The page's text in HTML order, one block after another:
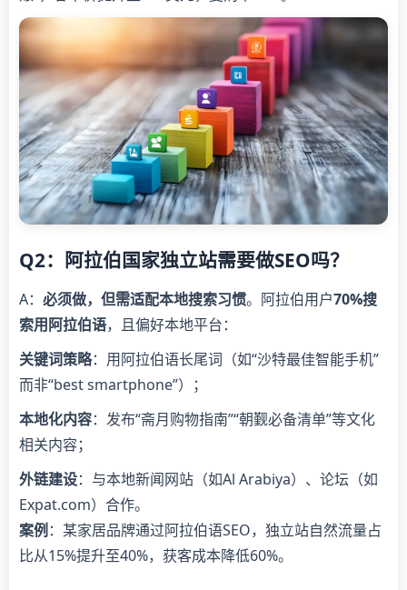
Q2：阿拉伯国家独立站需要做SEO吗？
A： 必须做，但需适配本地搜索习惯。阿拉伯用户70%搜
索用阿拉伯语，且偏好本地平台：
关键词策略：用阿拉伯语长尾词（如“沙特最佳智能手机”
而非“best smartphone”）；
本地化内容：发布“斋月购物指南”“朝觐必备清单”等文化
相关内容；
外链建设：与本地新闻网站（如Al Arabiya）、论坛（如
Expat.com）合作。
案例 ：某家居品牌通过阿拉伯语SEO，独立站自然流量占
比从15%提升至40%，获客成本降低60%。